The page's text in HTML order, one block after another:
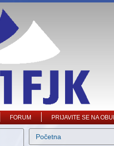
FORUM PRIJAVITE SE NA
Početna